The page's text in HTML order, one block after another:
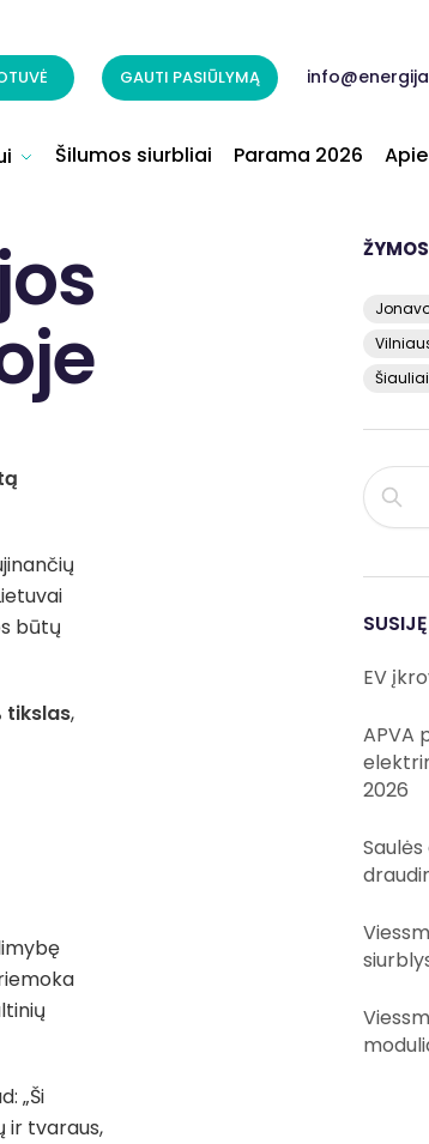
GAUTI PASIŪLYMĄ
Šilumos siurbliai Parama 2026
būtų
tikslas,
„Ši
ir tvaraus,
ŽYMOS
Šiauliai
EV
APVA
2026